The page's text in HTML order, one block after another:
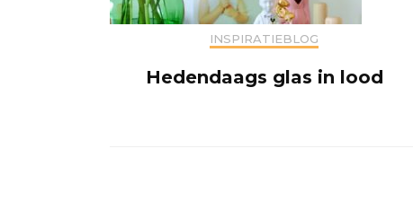
INSPIRATIEBLOG
Hedendaags glas in lood